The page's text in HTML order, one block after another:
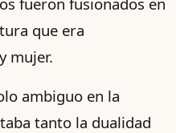
que era
mujer.
ambiguo en la
tanto la dualidad